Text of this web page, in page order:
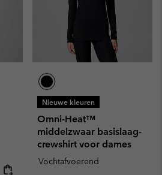
Nieuwe kleuren
Omni-Heat™
middelzwaar basislaag-
crewshirt voor dames
Vochtafvoerend